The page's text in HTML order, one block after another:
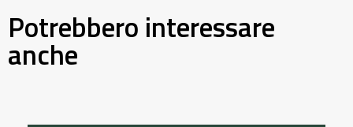
Potrebbero interessare
anche